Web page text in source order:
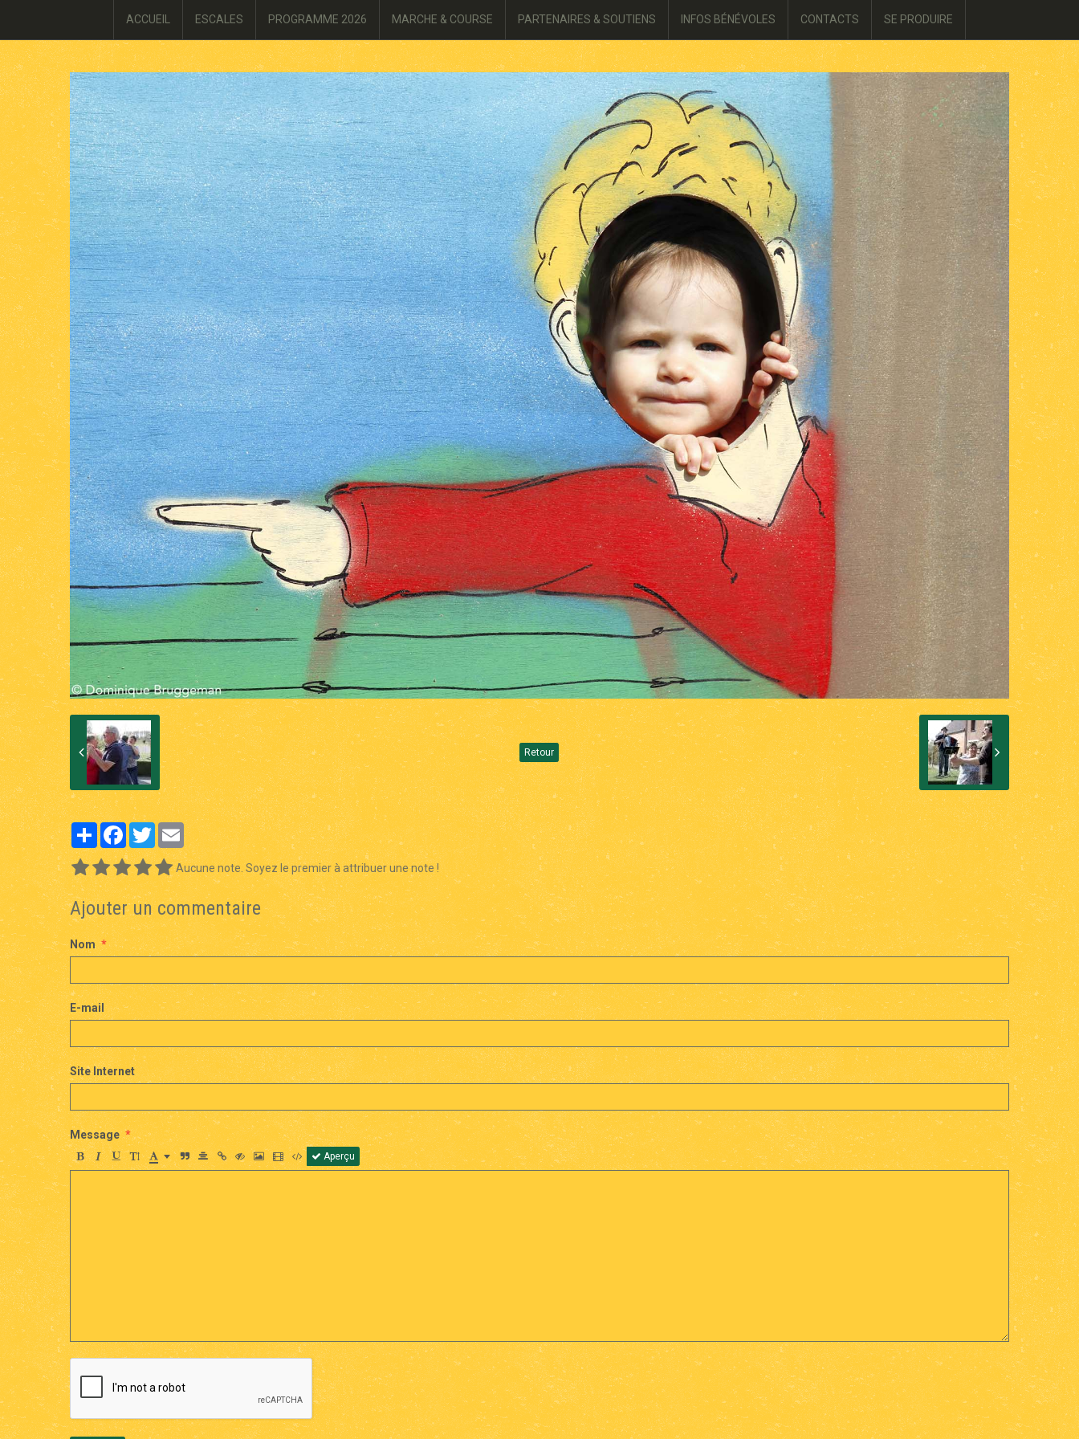
ACCUEIL ESCALES PROGRAMME 2026 MARCHE & COURSE PARTENAIRES & SOUTIENS INFOS BÉNÉVOLES CONTACTS SE PRODUIRE
Retour
PartagerFacebook
TwitterEmail
Aucune note. Soyez le premier à attribuer une note !
Ajouter un commentaire
Nom
E-mail
Site Internet
Message
Aperçu